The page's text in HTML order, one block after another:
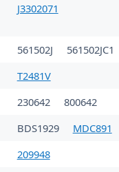
J3302071
561502J
561502JC1
T2481V
230642
800642
BDS1929
MDC891
209948